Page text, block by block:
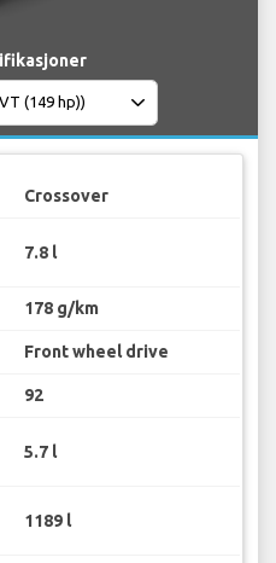
Crossover
7.8 l
178 g/km
Front wheel drive
92
5.7 l
1189 l